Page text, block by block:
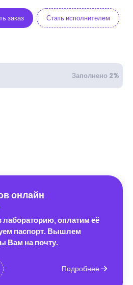
заказ Стать исполнителем
Заполнено 2%
онлайн
лабораторию, оплатим её
паспорт. Вышлем
Вам на почту.
Подробнее